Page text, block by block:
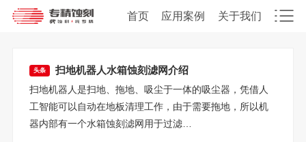
首页 应用案例 关于我们
头条 扫地机器人水箱蚀刻滤网介绍
扫地机器人是扫地、拖地、吸尘于一体的吸尘器，凭借人
工智能可以自动在地板清理工作，由于需要拖地，所以机
器内部有一个水箱蚀刻滤网用于过滤…